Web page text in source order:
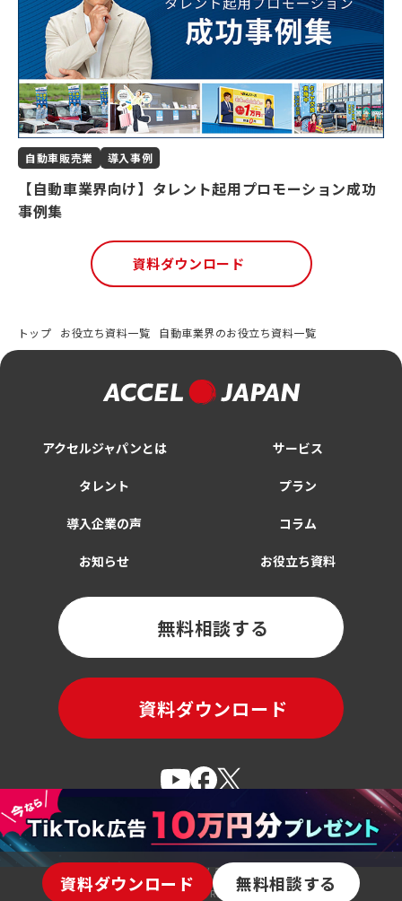
自動車販売業 導入事例
【自動車業界向け】タレント起用プロモーション成功
事例集
資料ダウンロード
トップ お役立ち資料一覧 自動車業界のお役立ち資料一覧
資料ダウンロード 無料相談する
肖像利用に関するご相談はこちら
アクセルジャパンとは サービス
タレント プラン
導入企業の声 コラム
お知らせ お役立ち資料
無料相談する
資料ダウンロード
© Brangista YELL All Rights Reserved.
プライバシーポリシー 利用規約 運営会社